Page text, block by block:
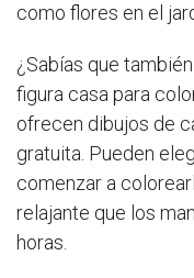
como flores en el
¿Sabías que
figura casa para
ofrecen dibujos de
gratuita. Pueden
comenzar a
relajante que los
horas.